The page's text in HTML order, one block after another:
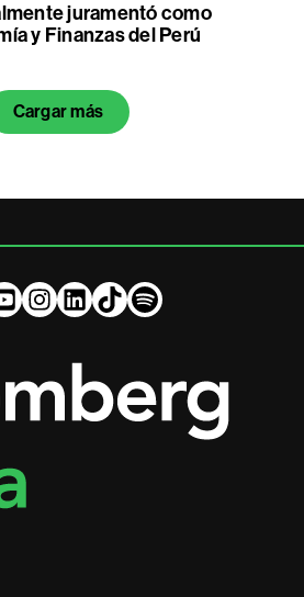
juramentó como
y Finanzas del Perú
Cargar más